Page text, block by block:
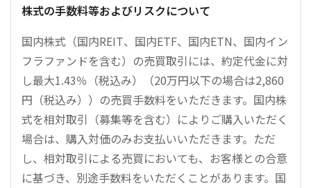
株式の手数料等およびリスクについて
国内株式（国内REIT、国内ETF、国内ETN、国内イン
フラファンドを含む）の売買取引には、約定代金に対
し最大1.43％（税込み）（20万円以下の場合は2,860
円（税込み））の売買手数料をいただきます。国内株
式を相対取引（募集等を含む）によりご購入いただく
場合は、購入対価のみお支払いいただきます。ただ
し、相対取引による売買においても、お客様との合意
に基づき、別途手数料をいただくことがあります。国